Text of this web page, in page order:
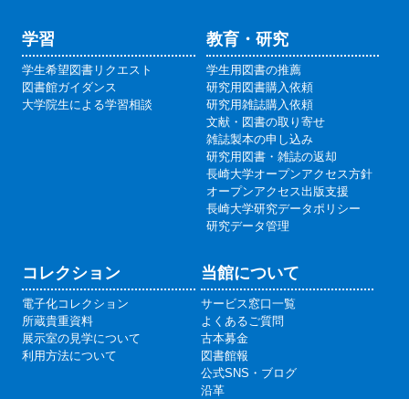
学習
学生希望図書リクエスト
図書館ガイダンス
大学院生による学習相談
教育・研究
学生用図書の推薦
研究用図書購入依頼
研究用雑誌購入依頼
文献・図書の取り寄せ
雑誌製本の申し込み
研究用図書・雑誌の返却
長崎大学オープンアクセス方針
オープンアクセス出版支援
長崎大学研究データポリシー
研究データ管理
コレクション
電子化コレクション
所蔵貴重資料
展示室の見学について
利用方法について
当館について
サービス窓口一覧
よくあるご質問
古本募金
図書館報
公式SNS・ブログ
沿革